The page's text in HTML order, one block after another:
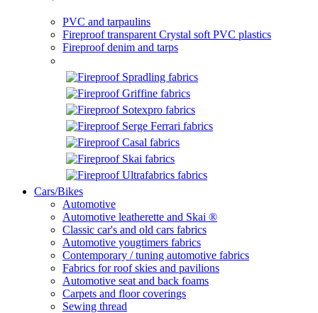
PVC and tarpaulins
Fireproof transparent Crystal soft PVC plastics
Fireproof denim and tarps
Cars/Bikes
Automotive
Automotive leatherette and Skai ®
Classic car's and old cars fabrics
Automotive yougtimers fabrics
Contemporary / tuning automotive fabrics
Fabrics for roof skies and pavilions
Automotive seat and back foams
Carpets and floor coverings
Sewing thread